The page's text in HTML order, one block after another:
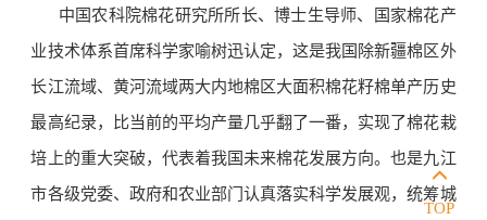
中国农科院棉花研究所所长、博士生导师、国家棉花产
业技术体系首席科学家喻树迅认定，这是我国除新疆棉区外
长江流域、黄河流域两大内地棉区大面积棉花籽棉单产历史
最高纪录，比当前的平均产量几乎翻了一番，实现了棉花栽
培上的重大突破，代表着我国未来棉花发展方向。也是九江
市各级党委、政府和农业部门认真落实科学发展观，统筹城
TOP